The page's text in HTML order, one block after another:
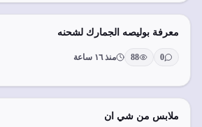
معرفة بوليصه الجمارك لشحنه
0
88 منذ ١٦ ساعة
ملابس من شي ان